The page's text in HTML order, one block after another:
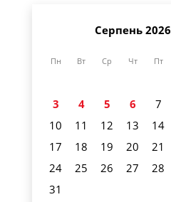
Серпень 2026
Пн Вт Ср Чт Пт
3
4 5 6 7
10
11 12 13 14
17
18 19 20 21
24
25 26 27 28
31